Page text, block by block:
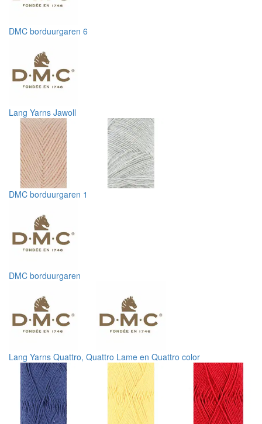
DMC borduurgaren 6
Lang Yarns Jawoll
DMC borduurgaren 1
DMC borduurgaren
Lang Yarns Quattro, Quattro Lame en Quattro color